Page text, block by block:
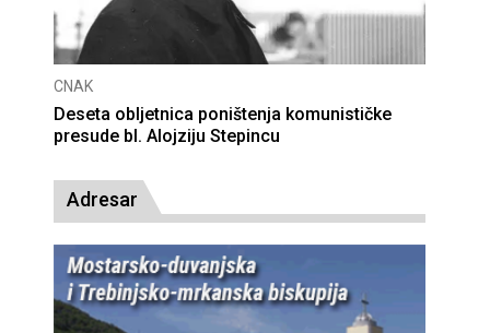
CNAK
Deseta obljetnica poništenja komunističke
presude bl. Alojziju Stepincu
Adresar